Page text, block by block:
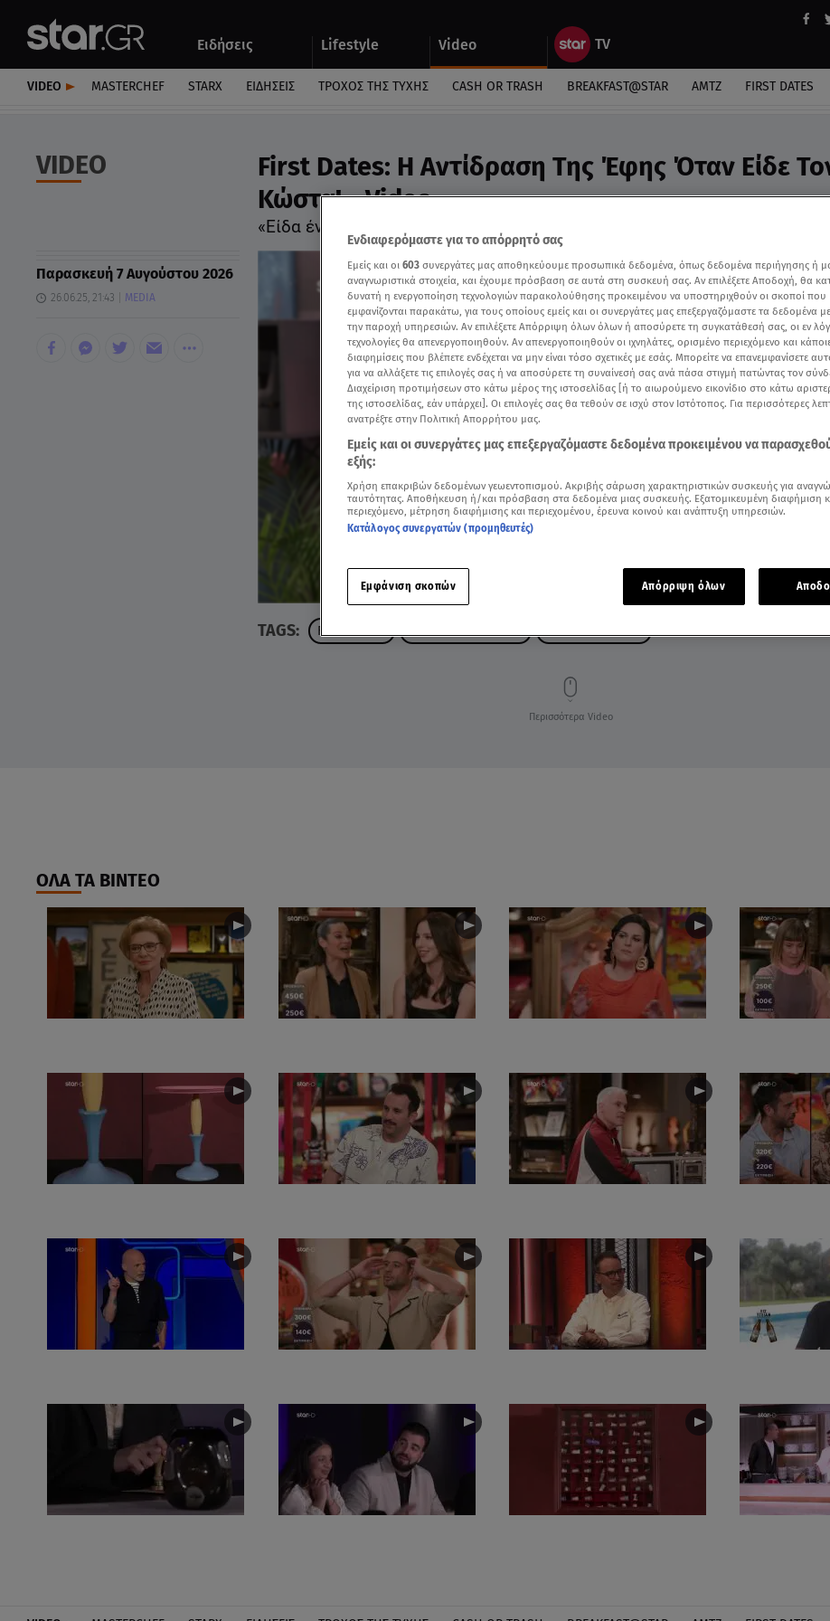
Ειδήσεις Lifestyle Video
Αυτοκίνητο
VIDEO MASTERCHEF STARX ΕΙΔΉΣΕΙΣ ΤΡΟΧΌΣ ΤΗΣ ΤΎΧΗΣ CASH OR TRASH BREAKFAST@STAR ΑΜΤΖ FIRST DATES
VIDEO
First Dates: Η Αντίδραση Της Έφης Όταν Είδε
Κώστα! - Video
«Είδα έναν άνθρωπο που έχει παραμελήσει πάρα πολύ τον εαυτό του»
Παρασκευή 7 Αυγούστου 2026
26.06.25, 21:43 MEDIA
TAGS: FIRST DATES
Περισσότερα Video
ΟΛΑ ΤΑ ΒΙΝΤΕΟ
Ενδιαφερόμαστε για το απόρρητό σας
Εμείς και οι 603 συνεργάτες μας αποθηκεύουμε προσωπικά δεδομένα, όπως δεδομένα περιήγησης ή
αναγνωριστικά στοιχεία, και έχουμε πρόσβαση σε αυτά στη συσκευή σας. Αν επιλέξετε Αποδοχή, θα
δυνατή η ενεργοποίηση τεχνολογιών παρακολούθησης προκειμένου να υποστηριχθούν οι σκοποί που
εμφανίζονται παρακάτω, για τους οποίους εμείς και οι συνεργάτες μας επεξεργαζόμαστε τα δεδομένα
την παροχή υπηρεσιών. Αν επιλέξετε Απόρριψη όλων όλων ή αποσύρετε τη συγκατάθεσή σας, οι εν
τεχνολογίες θα απενεργοποιηθούν. Αν απενεργοποιηθούν οι ιχνηλάτες, ορισμένο περιεχόμενο και
διαφημίσεις που βλέπετε ενδέχεται να μην είναι τόσο σχετικές με εσάς. Μπορείτε να επανεμφανίσετε
για να αλλάξετε τις επιλογές σας ή να αποσύρετε τη συναίνεσή σας ανά πάσα στιγμή πατώντας τον
Διαχείριση προτιμήσεων στο κάτω μέρος της ιστοσελίδας [ή το αιωρούμενο εικονίδιο στο κάτω
της ιστοσελίδας, εάν υπάρχει]. Οι επιλογές σας θα τεθούν σε ισχύ στον Ιστότοπος. Για περισσότερες
ανατρέξτε στην Πολιτική Απορρήτου μας.
Εμείς και οι συνεργάτες μας επεξεργαζόμαστε δεδομένα προκειμένου να
εξής:
Χρήση επακριβών δεδομένων γεωεντοπισμού. Ακριβής σάρωση χαρακτηριστικών συσκευής για
ταυτότητας. Αποθήκευση ή/και πρόσβαση στα δεδομένα μιας συσκευής. Εξατομικευμένη διαφήμιση
περιεχόμενο, μέτρηση διαφήμισης και περιεχομένου, έρευνα κοινού και ανάπτυξη υπηρεσιών.
Κατάλογος συνεργατών (προμηθευτές)
Εμφάνιση σκοπών Απόρριψη όλων